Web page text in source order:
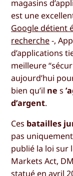
magasins
est une
Google détient
recherche-,
d’applications
meilleure
aujourd’hui
bien qu’il ne s
d’argent.
Ces batailles
pas
publié la loi sur
Markets Act,
statué en avril